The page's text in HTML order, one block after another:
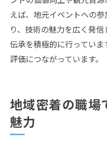
えば、地元イベントへの
り、技術の魅力を広く発
伝承を積極的に行ってい
評価につながっています。
地域密着の職場
魅力